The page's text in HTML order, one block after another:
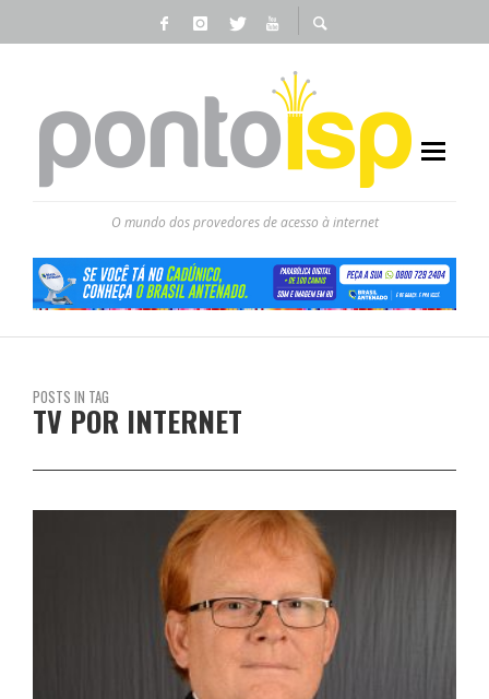
O mundo dos provedores de acesso à internet
POSTS IN TAG
TV POR INTERNET